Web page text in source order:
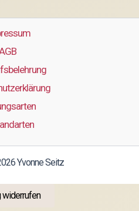
Yvonne Seitz
widerrufen